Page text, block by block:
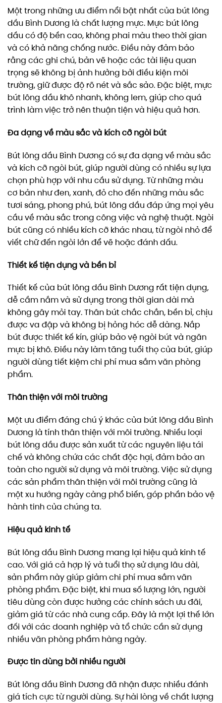
Một trong những ưu điểm nổi bật nhất của bút lông
dầu Bình Dương là chất lượng mực. Mực bút lông
dầu có độ bền cao, không phai màu theo thời gian
và có khả năng chống nước. Điều này đảm bảo
rằng các ghi chú, bản vẽ hoặc các tài liệu quan
trọng sẽ không bị ảnh hưởng bởi điều kiện môi
trường, giữ được độ rõ nét và sắc sảo. Đặc biệt, mực
bút lông dầu khô nhanh, không lem, giúp cho quá
trình làm việc trở nên thuận tiện và hiệu quả hơn.
Đa dạng về màu sắc và kích cỡ ngòi bút
Bút lông dầu Bình Dương có sự đa dạng về màu sắc
và kích cỡ ngòi bút, giúp người dùng có nhiều sự lựa
chọn phù hợp với nhu cầu sử dụng. Từ những màu
cơ bản như đen, xanh, đỏ cho đến những màu sắc
tươi sáng, phong phú, bút lông dầu đáp ứng mọi yêu
cầu về màu sắc trong công việc và nghệ thuật. Ngòi
bút cũng có nhiều kích cỡ khác nhau, từ ngòi nhỏ để
viết chữ đến ngòi lớn để vẽ hoặc đánh dấu.
Thiết kế tiện dụng và bền bỉ
Thiết kế của bút lông dầu Bình Dương rất tiện dụng,
dễ cầm nắm và sử dụng trong thời gian dài mà
không gây mỏi tay. Thân bút chắc chắn, bền bỉ, chịu
được va đập và không bị hỏng hóc dễ dàng. Nắp
bút được thiết kế kín, giúp bảo vệ ngòi bút và ngăn
mực bị khô. Điều này làm tăng tuổi thọ của bút, giúp
người dùng tiết kiệm chi phí mua sắm văn phòng
phẩm.
Thân thiện với môi trường
Một ưu điểm đáng chú ý khác của bút lông dầu Bình
Dương là tính thân thiện với môi trường. Nhiều loại
bút lông dầu được sản xuất từ các nguyên liệu tái
chế và không chứa các chất độc hại, đảm bảo an
toàn cho người sử dụng và môi trường. Việc sử dụng
các sản phẩm thân thiện với môi trường cũng là
một xu hướng ngày càng phổ biến, góp phần bảo vệ
hành tinh của chúng ta.
Hiệu quả kinh tế
Bút lông dầu Bình Dương mang lại hiệu quả kinh tế
cao. Với giá cả hợp lý và tuổi thọ sử dụng lâu dài,
sản phẩm này giúp giảm chi phí mua sắm văn
phòng phẩm. Đặc biệt, khi mua số lượng lớn, người
tiêu dùng còn được hưởng các chính sách ưu đãi,
giảm giá từ các nhà cung cấp. Đây là một lợi thế lớn
đối với các doanh nghiệp và tổ chức cần sử dụng
nhiều văn phòng phẩm hàng ngày.
Được tin dùng bởi nhiều người
Bút lông dầu Bình Dương đã nhận được nhiều đánh
giá tích cực từ người dùng. Sự hài lòng về chất lượng